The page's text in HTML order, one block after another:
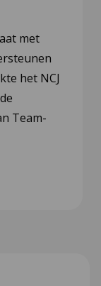
met
het NCJ
Team-